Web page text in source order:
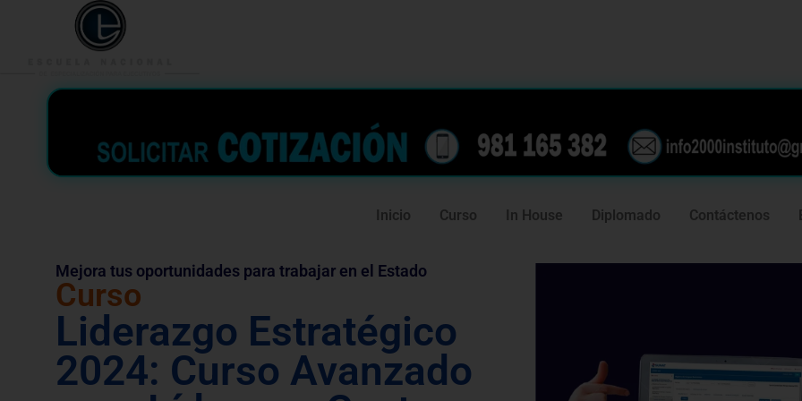
Inicio Curso In House Diplomado Contáctenos
Mejora tus oportunidades para trabajar en el Estado
Curso
Liderazgo Estratégico
2024: Curso Avanzado